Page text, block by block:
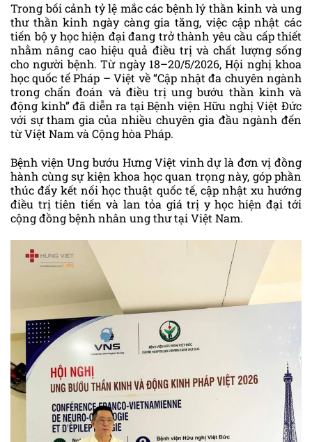
Trong bối cảnh tỷ lệ mắc các bệnh lý thần kinh và ung
thư thần kinh ngày càng gia tăng, việc cập nhật các
tiến bộ y học hiện đại đang trở thành yêu cầu cấp thiết
nhằm nâng cao hiệu quả điều trị và chất lượng sống
cho người bệnh. Từ ngày 18–20/5/2026, Hội nghị khoa
học quốc tế Pháp – Việt về “Cập nhật đa chuyên ngành
trong chẩn đoán và điều trị ung bướu thần kinh và
động kinh” đã diễn ra tại Bệnh viện Hữu nghị Việt Đức
với sự tham gia của nhiều chuyên gia đầu ngành đến
từ Việt Nam và Cộng hòa Pháp.
Bệnh viện Ung bướu Hưng Việt vinh dự là đơn vị đồng
hành cùng sự kiện khoa học quan trọng này, góp phần
thúc đẩy kết nối học thuật quốc tế, cập nhật xu hướng
điều trị tiên tiến và lan tỏa giá trị y học hiện đại tới
cộng đồng bệnh nhân ung thư tại Việt Nam.